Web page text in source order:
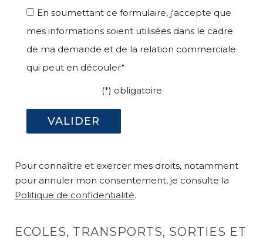
En soumettant ce formulaire, j'accepte que
mes informations soient utilisées dans le cadre
de ma demande et de la relation commerciale
qui peut en découler*
(*) obligatoire
Pour connaître et exercer mes droits, notamment
pour annuler mon consentement, je consulte la
Politique de confidentialité.
ECOLES, TRANSPORTS, SORTIES ET